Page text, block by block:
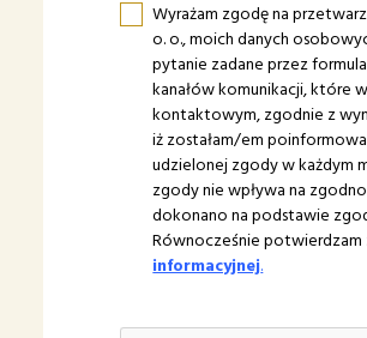
Wyrażam zgodę na
o. o., moich danych
pytanie zadane przez
kanałów komunikacji, które
kontaktowym, zgodnie z
iż zostałam/em
udzielonej zgody w każdym
zgody nie wpływa na
dokonano na podstawie
Równocześnie
informacyjnej.